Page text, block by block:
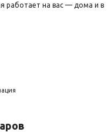
работает на вас — дома и в